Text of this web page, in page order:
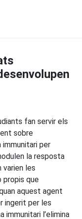
fan servir els
sobre
immunitari per
la resposta
varien les
propis que
aquest agent
ingerit per les
immunitari l’elimina